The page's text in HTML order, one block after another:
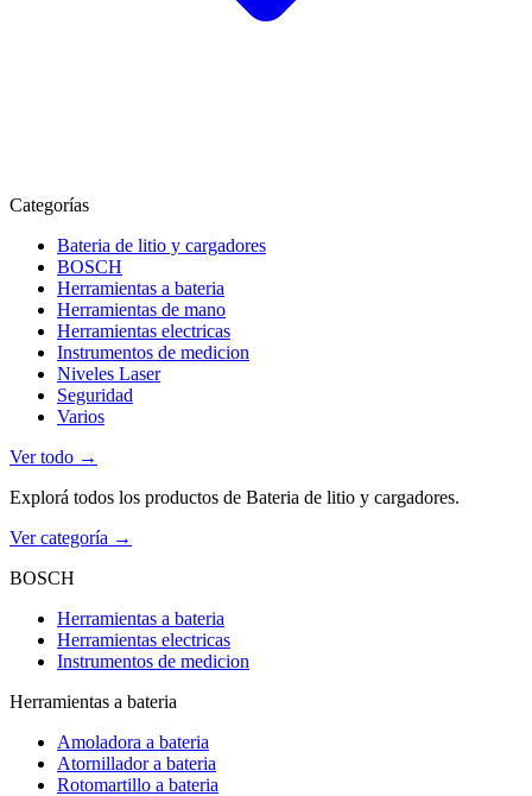
Categorías
Bateria de litio y cargadores
BOSCH
Herramientas a bateria
Herramientas de mano
Herramientas electricas
Instrumentos de medicion
Niveles Laser
Seguridad
Varios
Ver todo →
Explorá todos los productos de Bateria de litio y cargadores.
Ver categoría →
BOSCH
Herramientas a bateria
Herramientas electricas
Instrumentos de medicion
Herramientas a bateria
Amoladora a bateria
Atornillador a bateria
Rotomartillo a bateria